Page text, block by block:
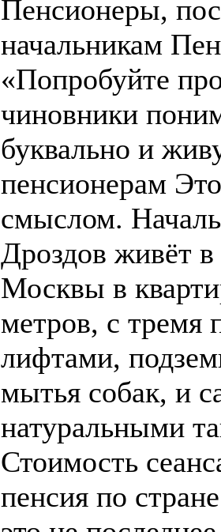
Пенсионеры,
начальникам
«Попробуйте
чиновники
буквально и
пенсионерам
смыслом.
Дроздов живёт в
Москвы в
метров, с
лифтами,
мытья собак, и
натуральными
Стоимость
пенсия по